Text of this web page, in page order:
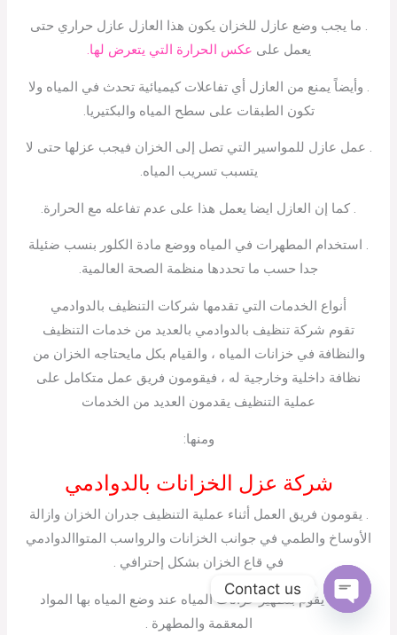
. ما يجب وضع عازل للخزان يكون هذا العازل عازل حراري حتى
يعمل على عكس الحرارة التي يتعرض لها.
. وأيضاً يمنع من العازل أي تفاعلات كيميائية تحدث في المياه ولا
تكون الطبقات على سطح المياه والبكتيريا.
. عمل عازل للمواسير التي تصل إلى الخزان فيجب عزلها حتى لا
يتسبب تسريب المياه.
. كما إن العازل ايضا يعمل هذا على عدم تفاعله مع الحرارة.
. استخدام المطهرات في المياه ووضع مادة الكلور بنسب ضئيلة
جدا حسب ما تحددها منظمة الصحة العالمية.
أنواع الخدمات التي تقدمها شركات التنظيف بالدوادمي
تقوم شركة تنظيف بالدوادمي بالعديد من خدمات التنظيف
والنظافة في خزانات المياه ، والقيام بكل مايحتاجه الخزان من
نظافة داخلية وخارجية له ، فيقومون فريق عمل متكامل على
عملية التنظيف يقدمون العديد من الخدمات
ومنها:
شركة عزل الخزانات بالدوادمي
. يقومون فريق العمل أثناء عملية التنظيف جدران الخزان وازالة
الأوساخ والطمي في جوانب الخزانات والرواسب المتواالدوادمي
في قاع الخزان بشكل إحترافي .
. أيضا يقوم بتطهير خزانات المياه عند وضع المياه بها المواد
المعقمة والمطهرة .
Contact us
Open